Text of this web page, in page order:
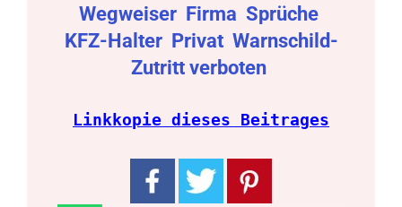
Wegweiser Firma Sprüche
KFZ-Halter Privat Warnschild-
Zutritt verboten
Linkkopie dieses Beitrages